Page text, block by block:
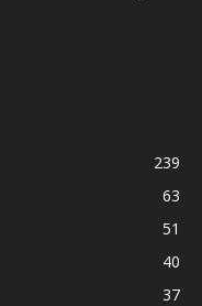
239
63
51
40
37